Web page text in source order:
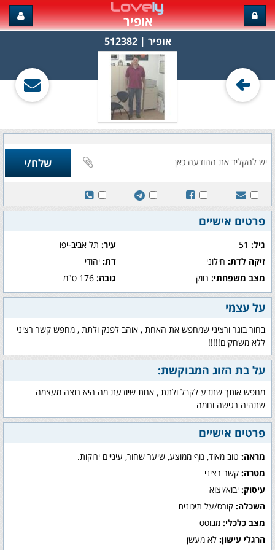
אופיר
אופיר‏ | 512382
פרטים אישיים
גיל: עיר:תל אביב-יפו
זיקה לדת: חילוני דת:יהודי
מצב משפחתי: רווק גובה:176 ס"מ
על עצמי
בחור בוגר ורציני שמחפש את האחת , אוהב לפנק ולתת , מחפש קשר רציני
ללא משחקים!!!!!
על בת הזוג המבוקשת:
מחפש אותך שתדע לקבל ולתת , אחת שיודעת מה היא רוצה מעצמה
שתהיה רגישה וחמה
פרטים אישיים
מראה: טוב מאוד, גוף ממוצע, שיער שחור, עיניים ירוקות.
מטרה: קשר רציני
עיסוק: יבוא/יצוא
השכלה: קורס/על תיכונית
מצב כלכלי: מבוסס
הרגלי עישון: לא מעשן